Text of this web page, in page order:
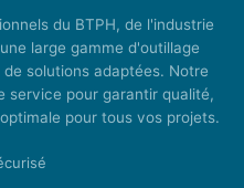
du BTPH, de l'industrie
large gamme d'outillage
solutions adaptées. Notre
service pour garantir qualité,
pour tous vos projets.